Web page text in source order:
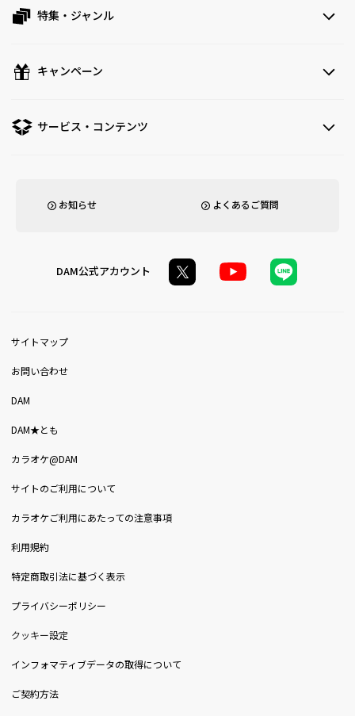
特集・ジャンル
キャンペーン
サービス・コンテンツ
お知らせ よくあるご質問
DAM公式アカウント
サイトマップ
お問い合わせ
DAM
DAM★とも
カラオケ@DAM
サイトのご利用について
カラオケご利用にあたっての注意事項
利用規約
特定商取引法に基づく表示
プライバシーポリシー
クッキー設定
インフォマティブデータの取得について
ご契約方法